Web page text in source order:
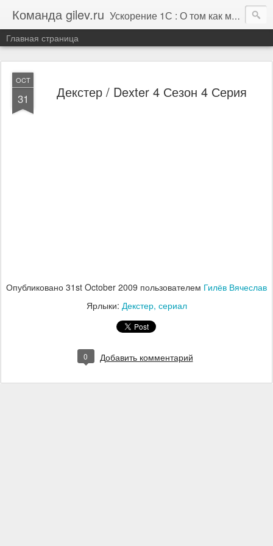
Команда gilev.ru Ускорение 1С : О том как мы это делаем. И не только про это.
Главная страница
OCT
31 Декстер / Dexter 4 Сезон 4 Серия
Опубликовано 31st October 2009 пользователем Гилёв Вячеслав
Ярлыки: Декстер сериал
0 Добавить комментарий